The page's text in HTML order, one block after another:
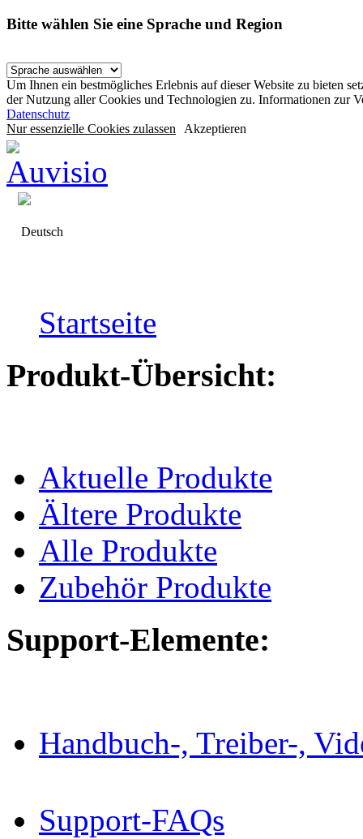
Bitte wählen Sie eine Sprache und Region
Um Ihnen ein bestmögliches Erlebnis auf dieser Website zu bieten
der Nutzung aller Cookies und Technologien zu. Informationen zur
Datenschutz
Nur essenzielle Cookies zulassen Akzeptieren
Deutsch
Startseite
Produkt-Übersicht:
Aktuelle Produkte
Ältere Produkte
Alle Produkte
Zubehör Produkte
Support-Elemente:
Handbuch-, Treiber-,
Support-FAQs